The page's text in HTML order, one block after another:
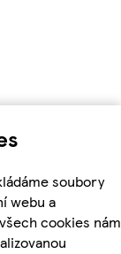
soubory
webu a
cookies nám